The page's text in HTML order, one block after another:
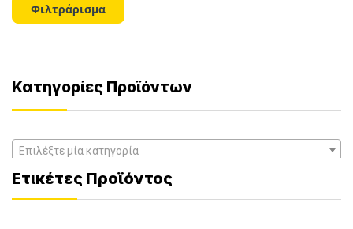
Φιλτράρισμα
Κατηγορίες Προϊόντων
Επιλέξτε μία κατηγορία
Ετικέτες Προϊόντος